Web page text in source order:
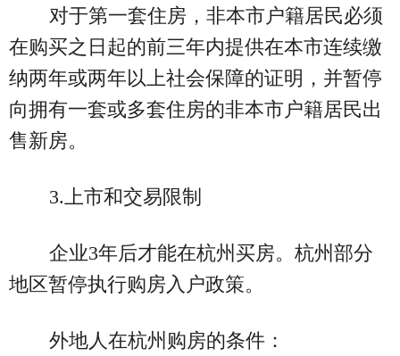
对于第一套住房，非本市户籍居民必须
在购买之日起的前三年内提供在本市连续缴
纳两年或两年以上社会保障的证明，并暂停
向拥有一套或多套住房的非本市户籍居民出
售新房。
3.上市和交易限制
企业3年后才能在杭州买房。杭州部分
地区暂停执行购房入户政策。
外地人在杭州购房的条件：